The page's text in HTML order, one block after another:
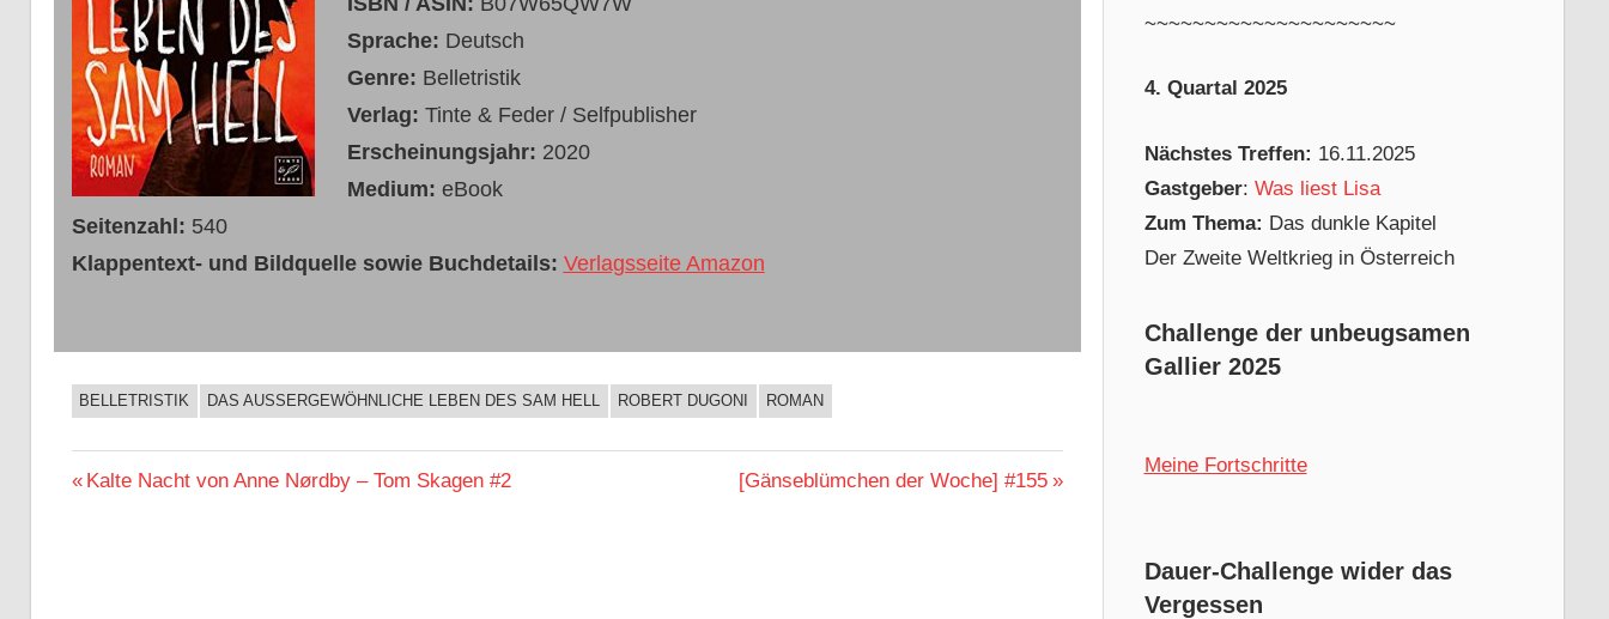
Sprache: Deutsch
Genre: Belletristik
Verlag: Tinte & Feder / Selfpublisher
Erscheinungsjahr: 2020
Medium: eBook
Seitenzahl: 540
Klappentext- und Bildquelle sowie Buchdetails: Verlagsseite Amazon
BUCHIGES
BELLETRISTIK DAS AUSSERGEWÖHNLICHE LEBEN DES SAM HELL ROBERT DUGONI ROMAN
Beitragsnavigation
Vorheriger
Kalte Nacht von Anne Nørdby – Tom Skagen #2
Nächster
[Gänseblümchen der Woche] #155
~~~~~~~~~~~~~~~~~~~~~
4. Quartal 2025
Nächstes Treffen: 16.11.2025
Gastgeber: Was liest Lisa
Zum Thema: Das dunkle Kapitel
Der Zweite Weltkrieg in Österreich
Challenge der unbeugsamen
Gallier 2025
Meine Fortschritte
Dauer-Challenge wider das
Vergessen